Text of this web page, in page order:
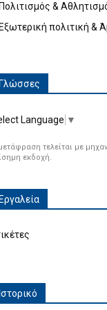
Πολιτισμός &
Εξωτερική πολιτική &
Γλώσσες
Language ▼
τελείται με
εκδοχή.
Εργαλεία
Ιστορικό